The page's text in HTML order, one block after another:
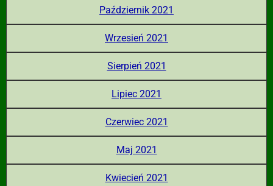
Październik 2021
Wrzesień 2021
Sierpień 2021
Lipiec 2021
Czerwiec 2021
Maj 2021
Kwiecień 2021